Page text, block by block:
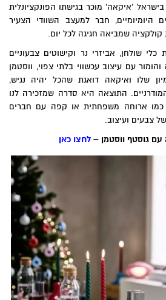
'איקאה' מוכר בגישתו הפונקציונלית
היומיומיים, חבר למעצב השוודי הצעיר
קולקציה שמביאה חגיגה לכל יום.
שולחן, אביזרי נר וקישוטים צבעוניים
עם עיצוב עכשווי בלתי צפוי, ווסטמן
שלו ואיקאה דואגת שהכל יהיה נגיש,
התוצאה היא סדרה שמזכירה לנו
כמו ארוחה משפחתית או קפה עם חברים
צבעים ועיצוב.
גוסטף ווסטמן – לחצו כאן